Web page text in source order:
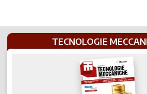
TECNOLOGIE